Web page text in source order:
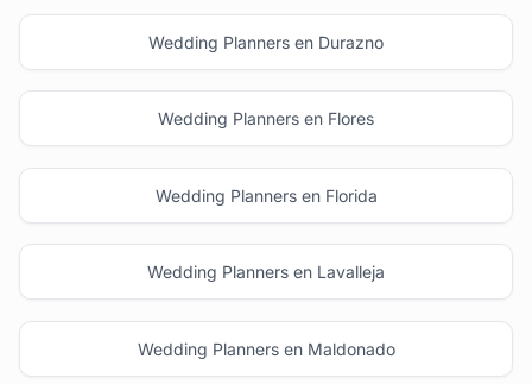
Wedding Planners en Durazno
Wedding Planners en Flores
Wedding Planners en Florida
Wedding Planners en Lavalleja
Wedding Planners en Maldonado